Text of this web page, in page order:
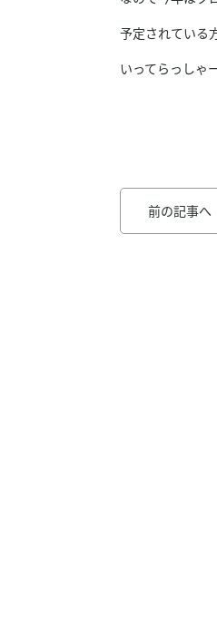
予定されている
いってらっしゃ
前の記事へ